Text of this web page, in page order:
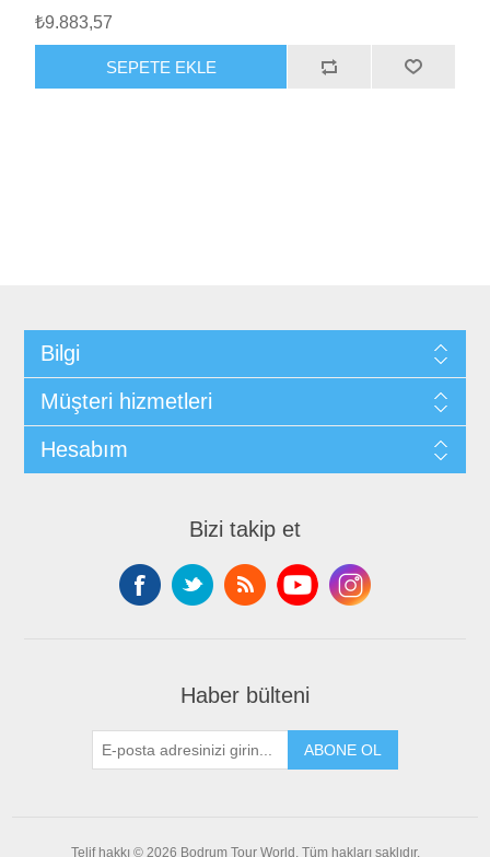
₺9.883,57
SEPETE EKLE
Bilgi
Müşteri hizmetleri
Hesabım
Bizi takip et
Haber bülteni
ABONE OL
Telif hakkı © 2026 Bodrum Tour World. Tüm hakları saklıdır.